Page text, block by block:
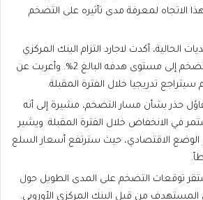
الاتجاه لمعرفة مدى تأثيره على التضخم
الحالية، أكدت لاجارد التزام البنك المركزي
الأوروبي بخفض التضخم إلى مستوى هدفه البالغ 2%. وأعربت عن
سيتراجع تدريجيا خلال الفترة المقبلة.
حذر بشأن مسار التضخم، مشيرة إلى أنه
في الانخفاض خلال الفترة المقبلة. ويشير
الاقتصادي، حيث سترتفع أسعار السلع
توقعات التضخم على المدى الطويل حول
المستهدف من قبل البنك المركزي الأوروبي.